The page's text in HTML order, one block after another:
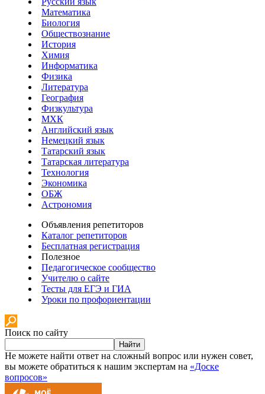
Математика
Биология
Обществознание
История
Химия
Информатика
Физика
Литература
География
Физкультура
МХК
Английский язык
Немецкий язык
Татарский язык
Татарская литература
Технология
Экономика
ОБЖ
Астрономия
Объявления репетиторов
Каталог репетиторов
Бесплатная регистрация
Полезное
Педагогическое сообщество
Учителю о сайте
Тесты для ЕГЭ и ГИА
Уроки по профориентации
Поиск по сайту
Найти
Не можете найти ответ на сложный вопрос или нужен совет,
вы можете обратиться к нашим экспертам на «Доске
вопросов»